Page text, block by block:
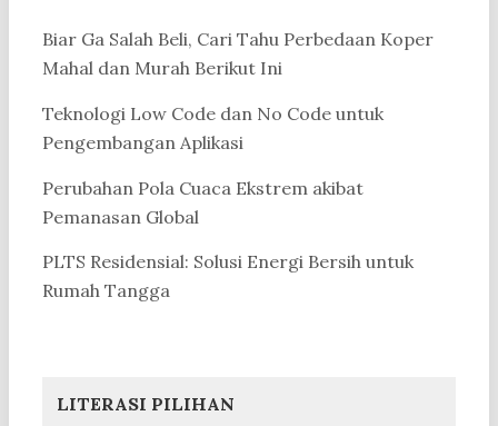
Biar Ga Salah Beli, Cari Tahu Perbedaan Koper
Mahal dan Murah Berikut Ini
Teknologi Low Code dan No Code untuk
Pengembangan Aplikasi
Perubahan Pola Cuaca Ekstrem akibat
Pemanasan Global
PLTS Residensial: Solusi Energi Bersih untuk
Rumah Tangga
LITERASI PILIHAN